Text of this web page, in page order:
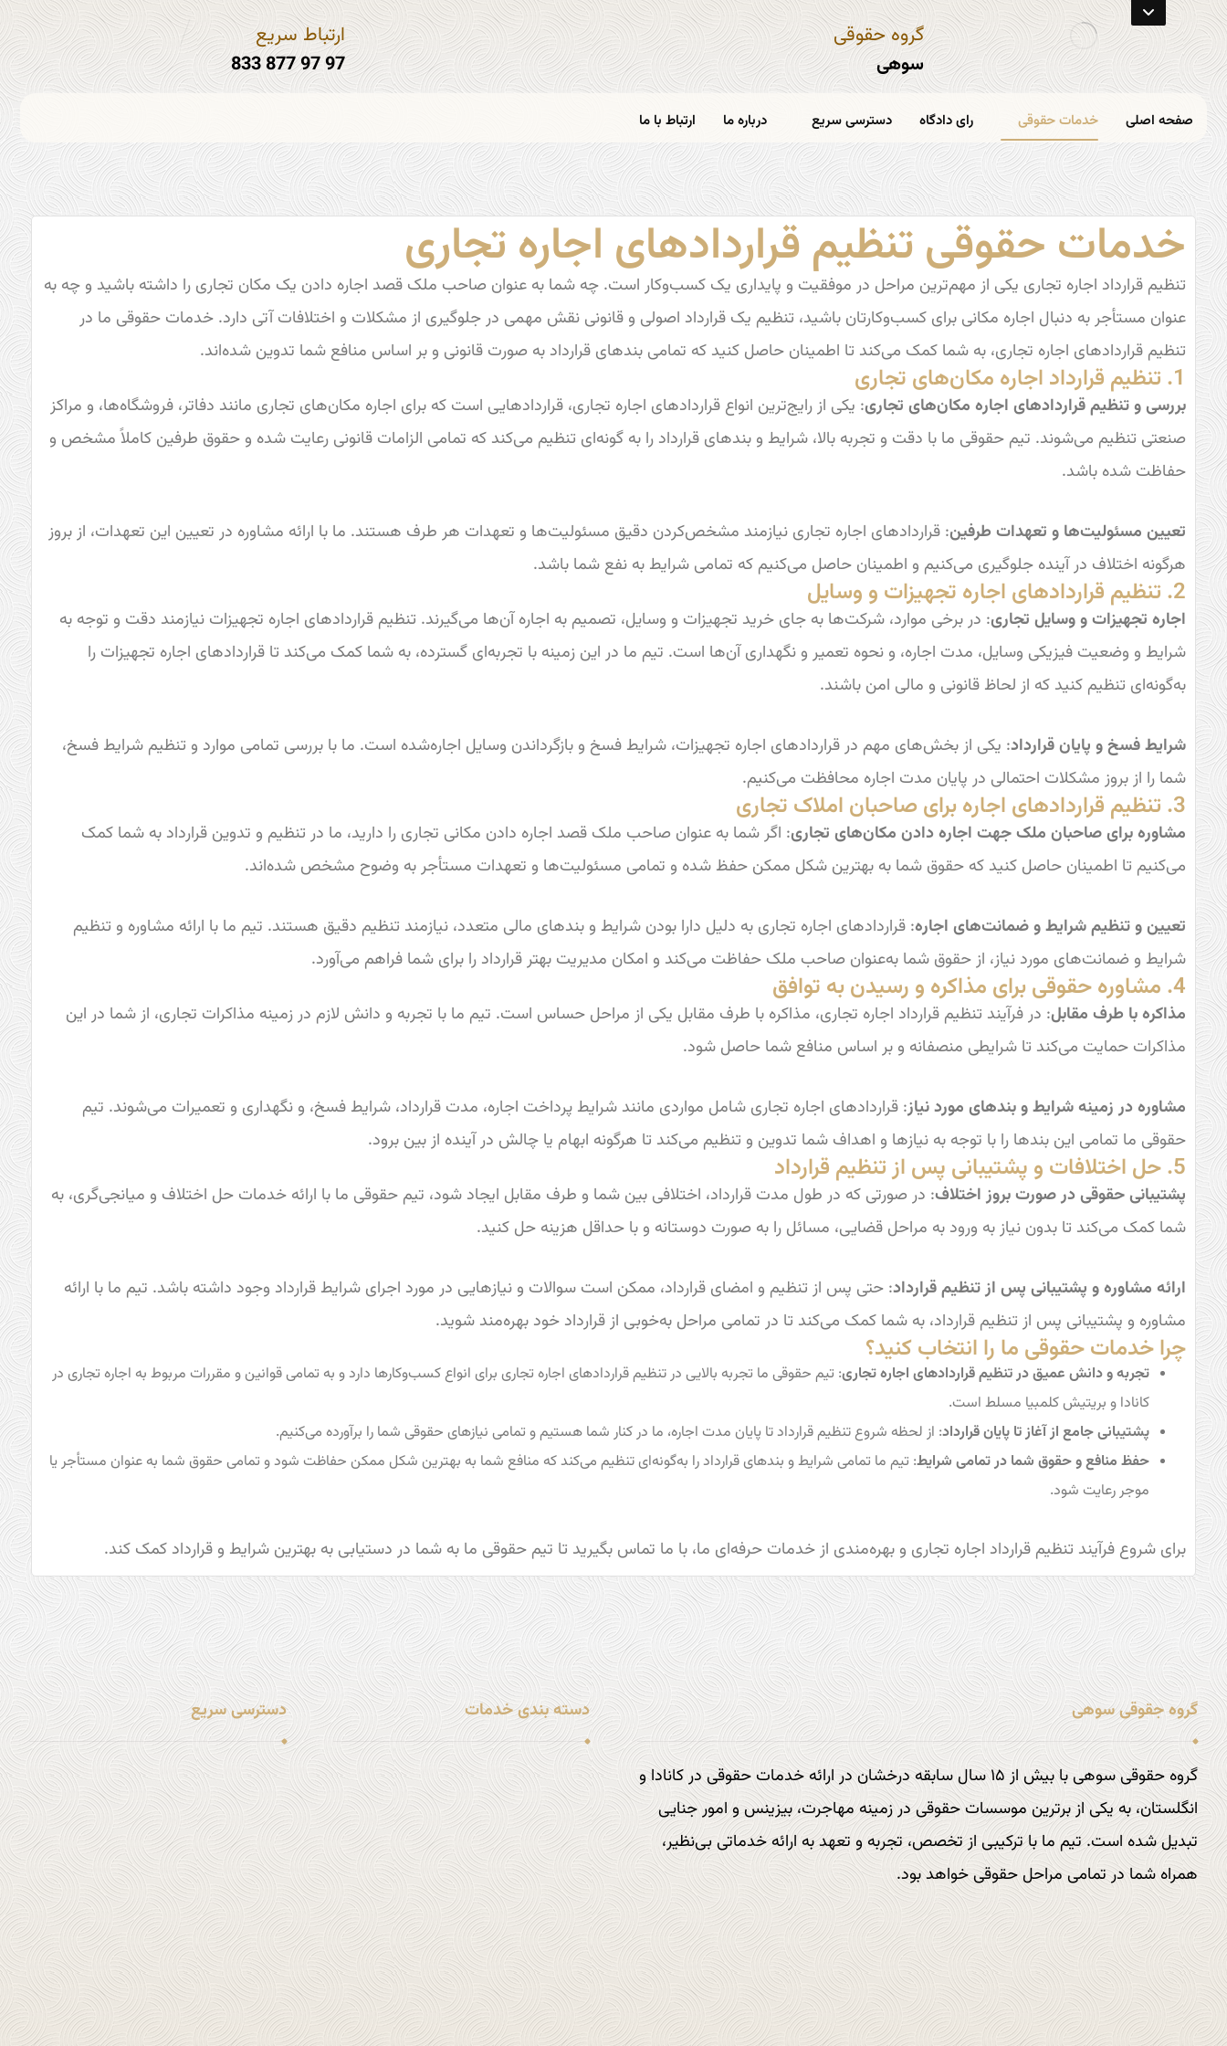
گروه حقوقی
سوهی
ارتباط سریع
97 97 877 833
صفحه اصلی خدمات حقوقی رای دادگاه دسترسی سریع درباره ما ارتباط با ما
خدمات حقوقی تنظیم قراردادهای اجاره تجاری
تنظیم قرارداد اجاره تجاری یکی از مهم‌ترین مراحل در موفقیت و پایداری یک کسب‌وکار است. چه شما به عنوان صاحب ملک قصد اجاره دادن یک مکان تجاری را داشته باشید و چه به
عنوان مستأجر به دنبال اجاره مکانی برای کسب‌وکارتان باشید، تنظیم یک قرارداد اصولی و قانونی نقش مهمی در جلوگیری از مشکلات و اختلافات آتی دارد. خدمات حقوقی ما در
تنظیم قراردادهای اجاره تجاری، به شما کمک می‌کند تا اطمینان حاصل کنید که تمامی بندهای قرارداد به صورت قانونی و بر اساس منافع شما تدوین شده‌اند.
1. تنظیم قرارداد اجاره مکان‌های تجاری
بررسی و تنظیم قراردادهای اجاره مکان‌های تجاری: یکی از رایج‌ترین انواع قراردادهای اجاره تجاری، قراردادهایی است که برای اجاره مکان‌های تجاری مانند دفاتر، فروشگاه‌ها، و مراکز
صنعتی تنظیم می‌شوند. تیم حقوقی ما با دقت و تجربه بالا، شرایط و بندهای قرارداد را به گونه‌ای تنظیم می‌کند که تمامی الزامات قانونی رعایت شده و حقوق طرفین کاملاً مشخص و
حفاظت شده باشد.
تعیین مسئولیت‌ها و تعهدات طرفین: قراردادهای اجاره تجاری نیازمند مشخص‌کردن دقیق مسئولیت‌ها و تعهدات هر طرف هستند. ما با ارائه مشاوره در تعیین این تعهدات، از بروز
هرگونه اختلاف در آینده جلوگیری می‌کنیم و اطمینان حاصل می‌کنیم که تمامی شرایط به نفع شما باشد.
2. تنظیم قراردادهای اجاره تجهیزات و وسایل
اجاره تجهیزات و وسایل تجاری: در برخی موارد، شرکت‌ها به جای خرید تجهیزات و وسایل، تصمیم به اجاره آن‌ها می‌گیرند. تنظیم قراردادهای اجاره تجهیزات نیازمند دقت و توجه به
شرایط و وضعیت فیزیکی وسایل، مدت اجاره، و نحوه تعمیر و نگهداری آن‌ها است. تیم ما در این زمینه با تجربه‌ای گسترده، به شما کمک می‌کند تا قراردادهای اجاره تجهیزات را
به‌گونه‌ای تنظیم کنید که از لحاظ قانونی و مالی امن باشند.
شرایط فسخ و پایان قرارداد: یکی از بخش‌های مهم در قراردادهای اجاره تجهیزات، شرایط فسخ و بازگرداندن وسایل اجاره‌شده است. ما با بررسی تمامی موارد و تنظیم شرایط فسخ،
شما را از بروز مشکلات احتمالی در پایان مدت اجاره محافظت می‌کنیم.
3. تنظیم قراردادهای اجاره برای صاحبان املاک تجاری
مشاوره برای صاحبان ملک جهت اجاره دادن مکان‌های تجاری: اگر شما به عنوان صاحب ملک قصد اجاره دادن مکانی تجاری را دارید، ما در تنظیم و تدوین قرارداد به شما کمک
می‌کنیم تا اطمینان حاصل کنید که حقوق شما به بهترین شکل ممکن حفظ شده و تمامی مسئولیت‌ها و تعهدات مستأجر به وضوح مشخص شده‌اند.
تعیین و تنظیم شرایط و ضمانت‌های اجاره: قراردادهای اجاره تجاری به دلیل دارا بودن شرایط و بندهای مالی متعدد، نیازمند تنظیم دقیق هستند. تیم ما با ارائه مشاوره و تنظیم
شرایط و ضمانت‌های مورد نیاز، از حقوق شما به‌عنوان صاحب ملک حفاظت می‌کند و امکان مدیریت بهتر قرارداد را برای شما فراهم می‌آورد.
4. مشاوره حقوقی برای مذاکره و رسیدن به توافق
مذاکره با طرف مقابل: در فرآیند تنظیم قرارداد اجاره تجاری، مذاکره با طرف مقابل یکی از مراحل حساس است. تیم ما با تجربه و دانش لازم در زمینه مذاکرات تجاری، از شما در این
مذاکرات حمایت می‌کند تا شرایطی منصفانه و بر اساس منافع شما حاصل شود.
مشاوره در زمینه شرایط و بندهای مورد نیاز: قراردادهای اجاره تجاری شامل مواردی مانند شرایط پرداخت اجاره، مدت قرارداد، شرایط فسخ، و نگهداری و تعمیرات می‌شوند. تیم
حقوقی ما تمامی این بندها را با توجه به نیازها و اهداف شما تدوین و تنظیم می‌کند تا هرگونه ابهام یا چالش در آینده از بین برود.
5. حل اختلافات و پشتیبانی پس از تنظیم قرارداد
پشتیبانی حقوقی در صورت بروز اختلاف: در صورتی که در طول مدت قرارداد، اختلافی بین شما و طرف مقابل ایجاد شود، تیم حقوقی ما با ارائه خدمات حل اختلاف و میانجی‌گری، به
شما کمک می‌کند تا بدون نیاز به ورود به مراحل قضایی، مسائل را به صورت دوستانه و با حداقل هزینه حل کنید.
ارائه مشاوره و پشتیبانی پس از تنظیم قرارداد: حتی پس از تنظیم و امضای قرارداد، ممکن است سوالات و نیازهایی در مورد اجرای شرایط قرارداد وجود داشته باشد. تیم ما با ارائه
مشاوره و پشتیبانی پس از تنظیم قرارداد، به شما کمک می‌کند تا در تمامی مراحل به‌خوبی از قرارداد خود بهره‌مند شوید.
چرا خدمات حقوقی ما را انتخاب کنید؟
تجربه و دانش عمیق در تنظیم قراردادهای اجاره تجاری: تیم حقوقی ما تجربه بالایی در تنظیم قراردادهای اجاره تجاری برای انواع کسب‌وکارها دارد و به تمامی قوانین و مقررات مربوط به اجاره تجاری در
کانادا و بریتیش کلمبیا مسلط است.
پشتیبانی جامع از آغاز تا پایان قرارداد: از لحظه شروع تنظیم قرارداد تا پایان مدت اجاره، ما در کنار شما هستیم و تمامی نیازهای حقوقی شما را برآورده می‌کنیم.
حفظ منافع و حقوق شما در تمامی شرایط: تیم ما تمامی شرایط و بندهای قرارداد را به‌گونه‌ای تنظیم می‌کند که منافع شما به بهترین شکل ممکن حفاظت شود و تمامی حقوق شما به عنوان مستأجر یا
موجر رعایت شود.
برای شروع فرآیند تنظیم قرارداد اجاره تجاری و بهره‌مندی از خدمات حرفه‌ای ما، با ما تماس بگیرید تا تیم حقوقی ما به شما در دستیابی به بهترین شرایط و قرارداد کمک کند.
گروه جقوقی سوهی
گروه حقوقی سوهی با بیش از ۱۵ سال سابقه درخشان در ارائه خدمات حقوقی در کانادا و
انگلستان، به یکی از برترین موسسات حقوقی در زمینه مهاجرت، بیزینس و امور جنایی
تبدیل شده است. تیم ما با ترکیبی از تخصص، تجربه و تعهد به ارائه خدماتی بی‌نظیر،
همراه شما در تمامی مراحل حقوقی خواهد بود.
تماس با ما : 9797 877 833 1+
آدرس ایمیل :
info@sohi.law
دسته بندی خدمات
خدمات مهاجرتی
خدمات حقوقی شرکت ها
خدمات جنایی و کیفری
خدمات بنگاه معاملات ملکی
خدمات حقوقی خانواده
سایر خدمات حقوقی
دسترسی سریع
لینک شماره 1
لینک شماره 2
لینک شماره 3
لینک شماره 4
لینک شماره 5
لینک شماره 6